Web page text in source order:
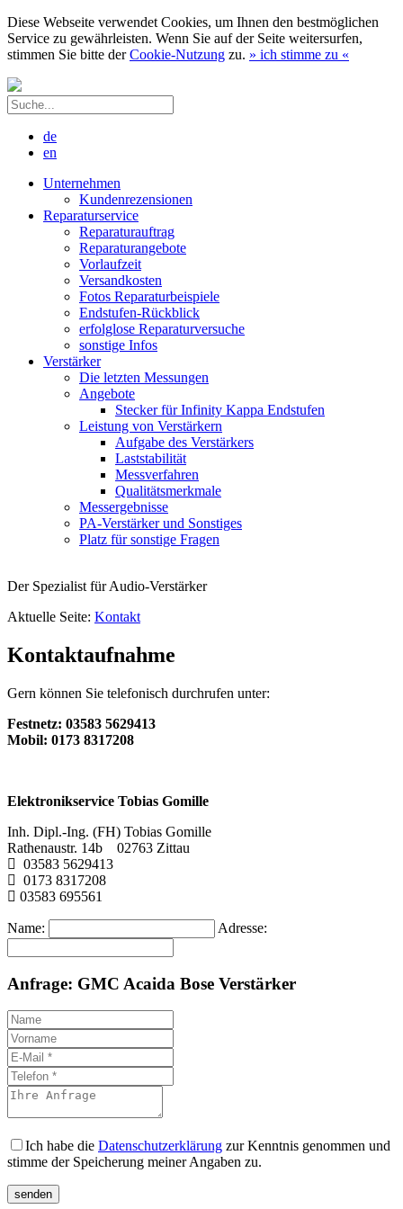
Diese Webseite verwendet Cookies, um Ihnen den bestmöglichen
Service zu gewährleisten. Wenn Sie auf der Seite weitersurfen,
stimmen Sie bitte derCookie-Nutzung zu. » ich stimme zu «
de
en
Unternehmen
Kundenrezensionen
Reparaturservice
Reparaturauftrag
Reparaturangebote
Vorlaufzeit
Versandkosten
Fotos Reparaturbeispiele
Endstufen-Rückblick
erfolglose Reparaturversuche
sonstige Infos
Verstärker
Die letzten Messungen
Angebote
Stecker für Infinity Kappa Endstufen
Leistung von Verstärkern
Aufgabe des Verstärkers
Laststabilität
Messverfahren
Qualitätsmerkmale
Messergebnisse
PA-Verstärker und Sonstiges
Platz für sonstige Fragen
Der Spezialist für Audio-Verstärker
Aktuelle Seite: Kontakt
Kontaktaufnahme
Gern können Sie telefonisch durchrufen unter:
Festnetz: 03583 5629413
Mobil: 0173 8317208
Elektronikservice Tobias Gomille
Inh. Dipl.-Ing. (FH) Tobias Gomille
Rathenaustr. 14b 02763 Zittau
03583 5629413
0173 8317208
03583 695561
Name: Adresse:
Anfrage: GMC Acaida Bose Verstärker
Ich habe die Datenschutzerklärung zur Kenntnis genommen und
stimme der Speicherung meiner Angaben zu.